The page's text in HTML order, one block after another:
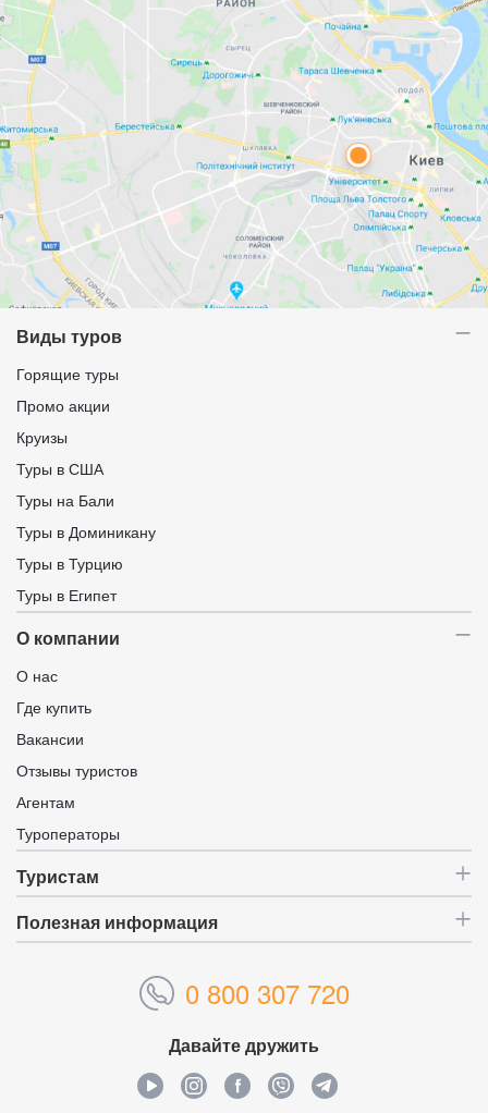
Виды туров
Горящие туры
Промо акции
Круизы
Туры в США
Туры на Бали
Туры в Доминикану
Туры в Турцию
Туры в Египет
О компании
О нас
Где купить
Вакансии
Отзывы туристов
Агентам
Туроператоры
Туристам
Полезная информация
0 800 307 720
Давайте дружить